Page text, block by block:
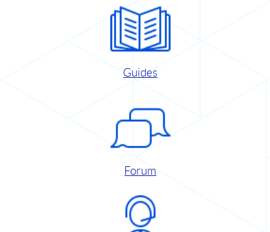
Guides
Forum